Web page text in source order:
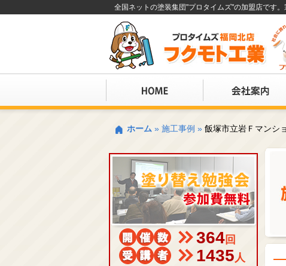
全国ネットの塗装集団"プロタイムズ"の加盟店です
ホーム » 施工事例 » 飯塚市立岩Ｆマンシ
364回
1435人